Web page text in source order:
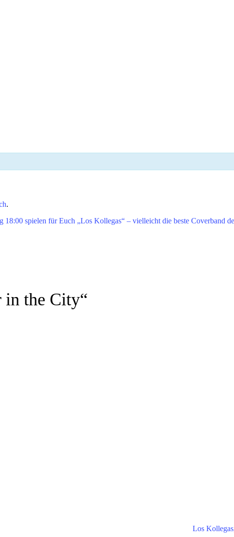
.
18:00 spielen für Euch „Los Kollegas“ – vielleicht die beste Coverband
in the City“
Los